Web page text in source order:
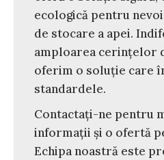
ecologică pentru
de stocare a apei.
amploarea cerințelor
oferim o soluție care
standardele.
Contactați-ne pentru
informații și o ofertă
Echipa noastră este